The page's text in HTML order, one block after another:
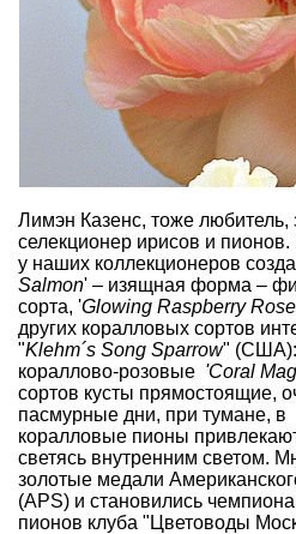
Лимэн Казенс, тоже любитель,
селекционер ирисов и
у наших коллекционеров
Salmon' – изящная форма –
сорта, 'Glowing Raspberry Rose
других коралловых сортов
"Klehm´s Song Sparrow"
кораллово-розовые 'Coral
сортов кусты прямостоящие,
пасмурные дни, при тумане, в
коралловые пионы
светясь внутренним светом.
золотые медали
(APS) и становились
пионов клуба "Цветоводы